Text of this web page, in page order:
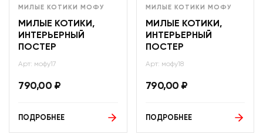
МИЛЫЕ КОТИКИ МОФУ
МИЛЫЕ КОТИКИ,
ИНТЕРЬЕРНЫЙ
ПОСТЕР
Арт: мофу17
790,00 ₽
ПОДРОБНЕЕ
МИЛЫЕ КОТИКИ МОФУ
МИЛЫЕ КОТИКИ,
ИНТЕРЬЕРНЫЙ
ПОСТЕР
Арт: мофу18
790,00 ₽
ПОДРОБНЕЕ